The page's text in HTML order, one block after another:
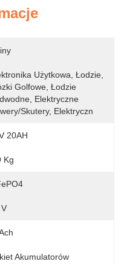
Użytkowa, Łodzie,
Golfowe, Łodzie
Elektryczne
skutery, Elektryczn
20AH
Kg
Akumulatorów